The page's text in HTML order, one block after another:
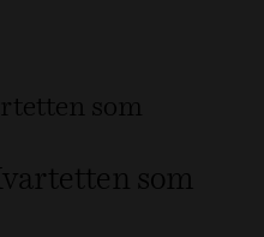
som
som